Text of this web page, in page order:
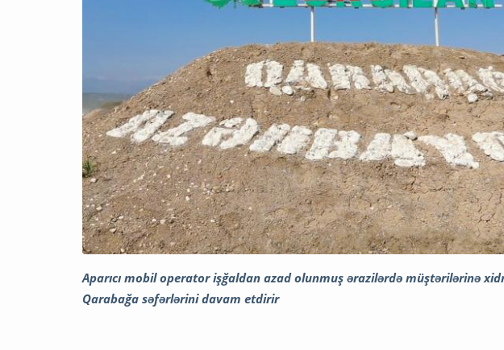
Aparıcı mobil operator işğaldan azad olunmuş ərazilərdə müştərilərinə
Qarabağa səfərlərini davam etdirir